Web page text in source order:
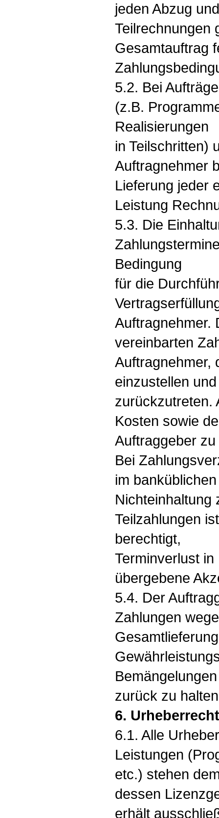
jeden Abzug
Teilrechnungen
Gesamtauftrag
5.2. Bei
(z.B.
Realisierungen
in Teilschritten)
Auftragnehmer
Lieferung jeder
Leistung
5.3. Die
Bedingung
für die
Auftragnehmer.
vereinbarten
Auftragnehmer,
einzustellen
zurückzutreten.
Kosten sowie
Auftraggeber
Bei
im
Nichteinhaltung
Teilzahlungen
berechtigt,
Terminverlust
übergebene
5.4. Der
Zahlungen
Bemängelungen
zurück zu
6.
6.1. Alle
Leistungen
etc.) stehen
dessen
erhält